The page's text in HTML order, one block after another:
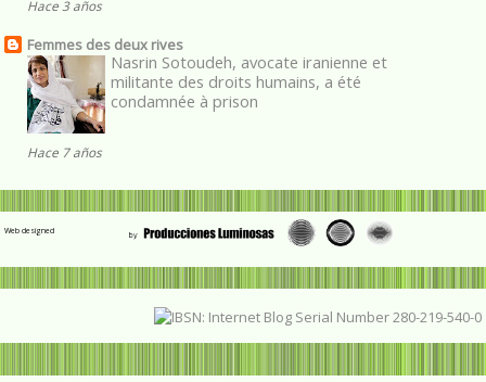
Hace 3 años
Femmes des deux rives
Nasrin Sotoudeh, avocate iranienne et
militante des droits humains, a été
condamnée à prison
Hace 7 años
Web designed